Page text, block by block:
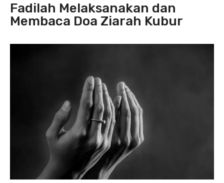
Fadilah Melaksanakan dan
Membaca Doa Ziarah Kubur